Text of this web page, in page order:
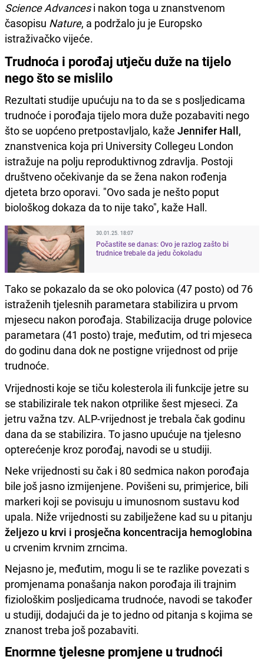
Science Advancesi nakon toga u znanstvenom
časopisu Nature, a podržalo ju je Europsko
istraživačko vijeće.
Trudnoća i porođaj utječu duže na tijelo
nego što se mislilo
Rezultati studije upućuju na to da se s posljedicama
trudnoće i porođaja tijelo mora duže pozabaviti nego
što se uopćeno pretpostavljalo, kaže Jennifer Hall,
znanstvenica koja pri University Collegeu London
istražuje na polju reproduktivnog zdravlja. Postoji
društveno očekivanje da se žena nakon rođenja
djeteta brzo oporavi. "Ovo sada je nešto poput
biološkog dokaza da to nije tako", kaže Hall.
30.01.25. 18:07
Počastite se danas: Ovo je razlog zašto bi
trudnice trebale da jedu čokoladu
Tako se pokazalo da se oko polovica (47 posto) od 76
istraženih tjelesnih parametara stabilizira u prvom
mjesecu nakon porođaja. Stabilizacija druge polovice
parametara (41 posto) traje, međutim, od tri mjeseca
do godinu dana dok ne postigne vrijednost od prije
trudnoće.
Vrijednosti koje se tiču kolesterola ili funkcije jetre su
se stabilizirale tek nakon otprilike šest mjeseci. Za
jetru važna tzv. ALP-vrijednost je trebala čak godinu
dana da se stabilizira. To jasno upućuje na tjelesno
opterećenje kroz porođaj, navodi se u studiji.
Neke vrijednosti su čak i 80 sedmica nakon porođaja
bile još jasno izmijenjene. Povišeni su, primjerice, bili
markeri koji se povisuju u imunosnom sustavu kod
upala. Niže vrijednosti su zabilježene kad su u pitanju
željezo u krvi i prosječna koncentracija hemoglobina
u crvenim krvnim zrncima.
Nejasno je, međutim, mogu li se te razlike povezati s
promjenama ponašanja nakon porođaja ili trajnim
fiziološkim posljedicama trudnoće, navodi se također
u studiji, dodajući da je to jedno od pitanja s kojima se
znanost treba još pozabaviti.
Enormne tjelesne promjene u trudnoći